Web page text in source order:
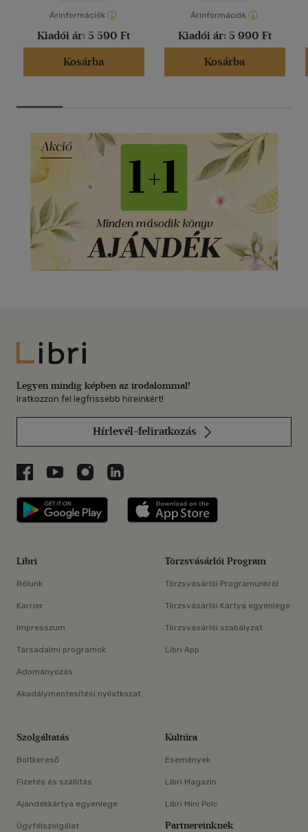
Árinformációk
Kiadói ár: 5 590 Ft
Kosárba
Árinformációk
Kiadói ár: 5 990 Ft
Kosárba
Libri
Legyen mindig képben az irodalommal!
Iratkozzon fel legfrissebb híreinkért!
Hírlevél-feliratkozás
Libri a Facebookon
Libri a Youtube-on
Libri az Instagramon
Libri a LinkedInen
Libri applikáció Szerezd meg: Google
Libri
Rólunk
Karrier
Impresszum
Társadalmi programok
Adományozás
Akadálymentesítési nyilatkozat
Törzsvásárlói Program
Törzsvásárlói Programunkról
Törzsvásárlói Kártya egyenlege
Törzsvásárlói szabályzat
Libri App
Szolgáltatás
Boltkereső
Fizetés és szállítás
Ajándékkártya egyenlege
Ügyfélszolgálat
Kultúra
Események
Libri Magazin
Libri Mini Polc
Partnereinknek